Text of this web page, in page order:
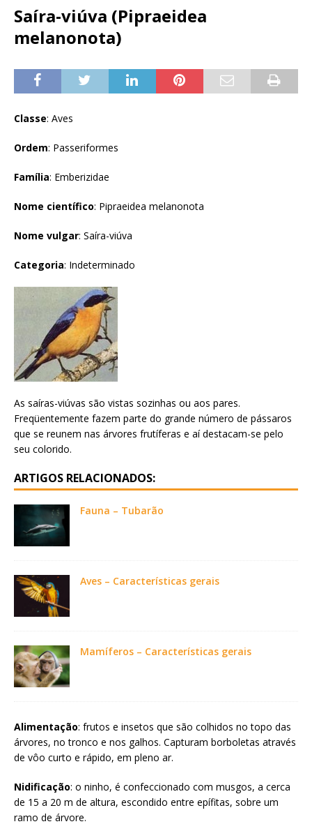
Saíra-viúva (Pipraeidea
melanonota)
Classe: Aves
Ordem: Passeriformes
Família: Emberizidae
Nome científico: Pipraeidea melanonota
Nome vulgar: Saíra-viúva
Categoria: Indeterminado
As saíras-viúvas são vistas sozinhas ou aos pares.
Freqüentemente fazem parte do grande número de pássaros
que se reunem nas árvores frutíferas e aí destacam-se pelo
seu colorido.
ARTIGOS RELACIONADOS:
Fauna – Tubarão
Aves – Características gerais
Mamíferos – Características gerais
Alimentação: frutos e insetos que são colhidos no topo das
árvores, no tronco e nos galhos. Capturam borboletas através
de vôo curto e rápido, em pleno ar.
Nidificação: o ninho, é confeccionado com musgos, a cerca
de 15 a 20 m de altura, escondido entre epífitas, sobre um
ramo de árvore.